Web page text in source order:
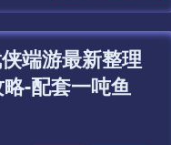
端游最新整理
-配套一吨鱼